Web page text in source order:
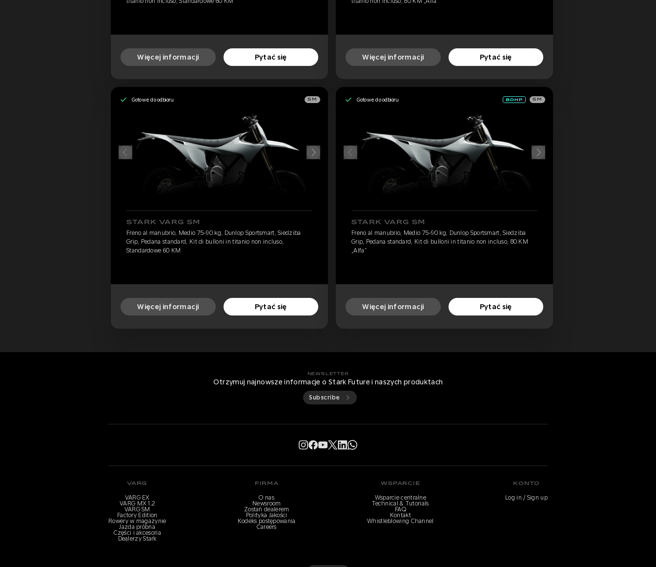
Więcej informacji Pytać się Więcej informacji Pytać się
Gotowe do odbioru SM
STARK VARG SM
Freno al manubrio, Medio 75-90 kg, Dunlop Sportsmart, Siedziba
Grip, Pedana standard, Kit di bulloni in titanio non incluso,
Standardowe 60 KM
Więcej informacji Pytać się
Gotowe do odbioru SM
STARK VARG SM
Freno al manubrio, Medio 75-90 kg, Dunlop Sportsmart, Siedziba
Grip, Pedana standard, Kit di bulloni in titanio non incluso, 80 KM
„Alfa”
Więcej informacji Pytać się
NEWSLETTER
Otrzymuj najnowsze informacje o Stark Future i naszych produktach
Subscribe
VARG
VARG EX
VARG MX 1.2
VARG SM
Factory Edition
Rowery w magazynie
Jazda próbna
Części i akcesoria
Dealerzy Stark
FIRMA
O nas
Newsroom
Zostań dealerem
Polityka Jakości
Kodeks postępowania
Careers
WSPARCIE
Wsparcie centralne
Technical & Tutorials
FAQ
Kontakt
Whistleblowing Channel
KONTO
Log in / Sign up